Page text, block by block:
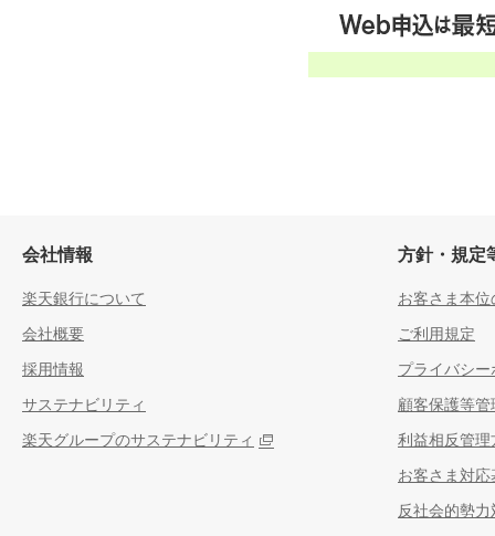
会社情報
楽天銀行について
会社概要
採用情報
サステナビリティ
楽天グループのサステナビリティ
方針・規定
お客さま本
ご利用規定
プライバシー
顧客保護等管
利益相反管理
お客さま対応
反社会的勢